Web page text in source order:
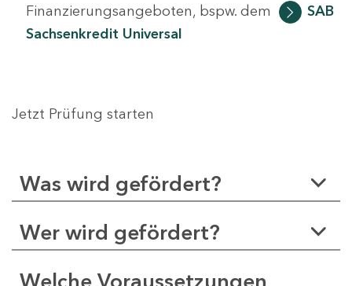
Finanzierungsangeboten, bspw. dem
SAB
Sachsenkredit Universal
Jetzt Prüfung starten
Was wird gefördert?
Wer wird gefördert?
Welche Voraussetzungen